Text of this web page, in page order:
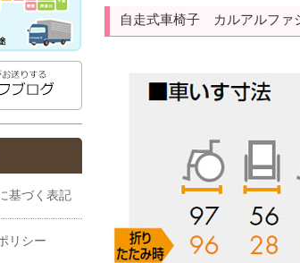
基づく表記
リシー
自走式車椅子 カルアルファ